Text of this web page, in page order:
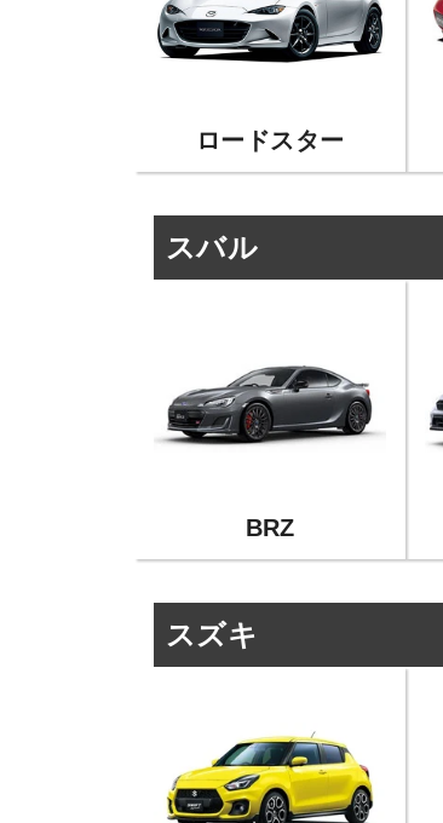
ロードスター
スバル
BRZ
スズキ